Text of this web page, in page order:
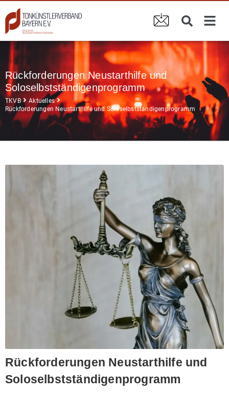
Rückforderungen Neustarthilfe und
Soloselbstständigenprogramm
TKVB
Aktuelles
Rückforderungen Neustarthilfe und Soloselbstständigenprogramm
Rückforderungen Neustarthilfe und
Soloselbstständigenprogramm